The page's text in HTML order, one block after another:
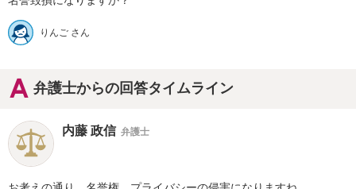
りんご さん
弁護士からの回答タイムライン
内藤 政信 弁護士